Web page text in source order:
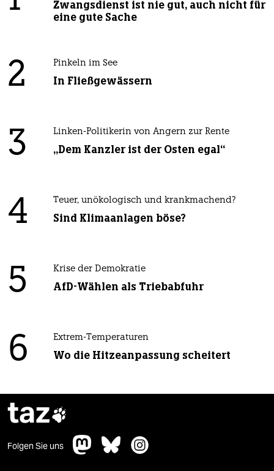
Zwangsdienst ist nie gut, auch nicht für
eine gute Sache
2 Pinkeln im See
In Fließgewässern
3 Linken-Politikerin von Angern zur Rente
„Dem Kanzler ist der Osten egal“
4 Teuer, unökologisch und krankmachend?
Sind Klimaanlagen böse?
5 Krise der Demokratie
AfD-Wählen als Triebabfuhr
6 Extrem-Temperaturen
Wo die Hitzeanpassung scheitert
taz
Folgen Sie uns